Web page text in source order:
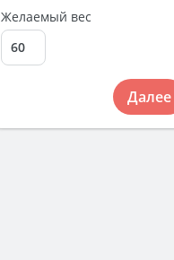
Желаемый вес
Далее